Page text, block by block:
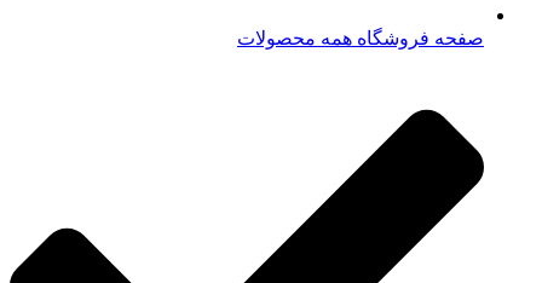
صفحه فروشگاه همه محصولات​